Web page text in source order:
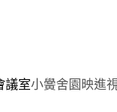
議室小黌舍園映進